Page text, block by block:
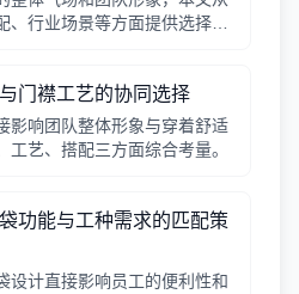
行业场景等方面提供选择逻
门襟工艺的协同选择
影响团队整体形象与穿着舒适
艺、搭配三方面综合考量。
功能与工种需求的匹配策
设计直接影响员工的便利性和